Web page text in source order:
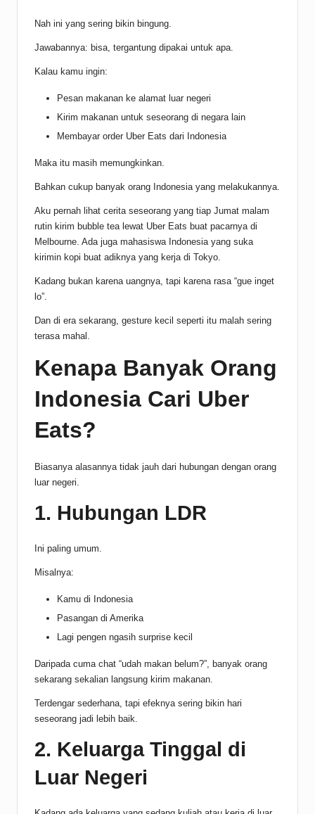
Nah ini yang sering bikin bingung.
Jawabannya: bisa, tergantung dipakai untuk apa.
Kalau kamu ingin:
Pesan makanan ke alamat luar negeri
Kirim makanan untuk seseorang di negara lain
Membayar order Uber Eats dari Indonesia
Maka itu masih memungkinkan.
Bahkan cukup banyak orang Indonesia yang melakukannya.
Aku pernah lihat cerita seseorang yang tiap Jumat malam
rutin kirim bubble tea lewat Uber Eats buat pacarnya di
Melbourne. Ada juga mahasiswa Indonesia yang suka
kirimin kopi buat adiknya yang kerja di Tokyo.
Kadang bukan karena uangnya, tapi karena rasa “gue inget
lo”.
Dan di era sekarang, gesture kecil seperti itu malah sering
terasa mahal.
Kenapa Banyak Orang
Indonesia Cari Uber
Eats?
Biasanya alasannya tidak jauh dari hubungan dengan orang
luar negeri.
1. Hubungan LDR
Ini paling umum.
Misalnya:
Kamu di Indonesia
Pasangan di Amerika
Lagi pengen ngasih surprise kecil
Daripada cuma chat “udah makan belum?”, banyak orang
sekarang sekalian langsung kirim makanan.
Terdengar sederhana, tapi efeknya sering bikin hari
seseorang jadi lebih baik.
2. Keluarga Tinggal di
Luar Negeri